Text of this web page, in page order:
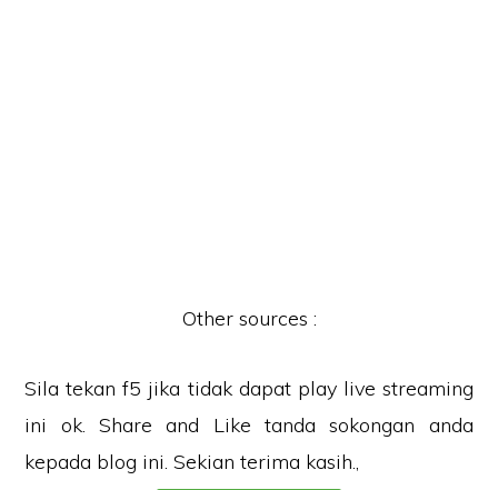
Other sources :
Sila tekan f5 jika tidak dapat play live streaming
ini ok. Share and Like tanda sokongan anda
kepada blog ini. Sekian terima kasih.,